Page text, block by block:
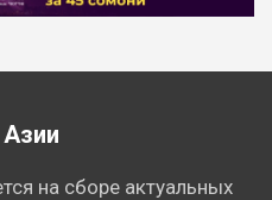
на сборе актуальных